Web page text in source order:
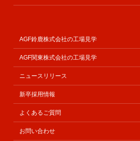
AGF鈴鹿株式会社の工場見学
AGF関東株式会社の工場見学
ニュースリリース
新卒採用情報
よくあるご質問
お問い合わせ